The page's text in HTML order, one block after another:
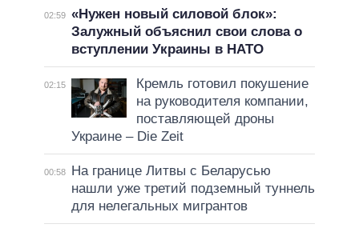
02:59 «Нужен новый силовой блок»:
Залужный объяснил свои слова о
вступлении Украины в НАТО
02:15
Кремль готовил покушение
на руководителя компании,
поставляющей дроны
Украине – Die Zeit
00:58
На границе Литвы с Беларусью
нашли уже третий подземный туннель
для нелегальных мигрантов